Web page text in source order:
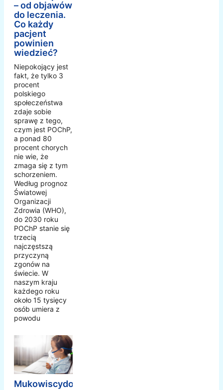
– od objawów
do leczenia.
Co każdy
pacjent
powinien
wiedzieć?
Niepokojący jest
fakt, że tylko 3
procent
polskiego
społeczeństwa
zdaje sobie
sprawę z tego,
czym jest POChP,
a ponad 80
procent chorych
nie wie, że
zmaga się z tym
schorzeniem.
Według prognoz
Światowej
Organizacji
Zdrowia (WHO),
do 2030 roku
POChP stanie się
trzecią
najczęstszą
przyczyną
zgonów na
świecie. W
naszym kraju
każdego roku
około 15 tysięcy
osób umiera z
powodu
Mukowiscydoza